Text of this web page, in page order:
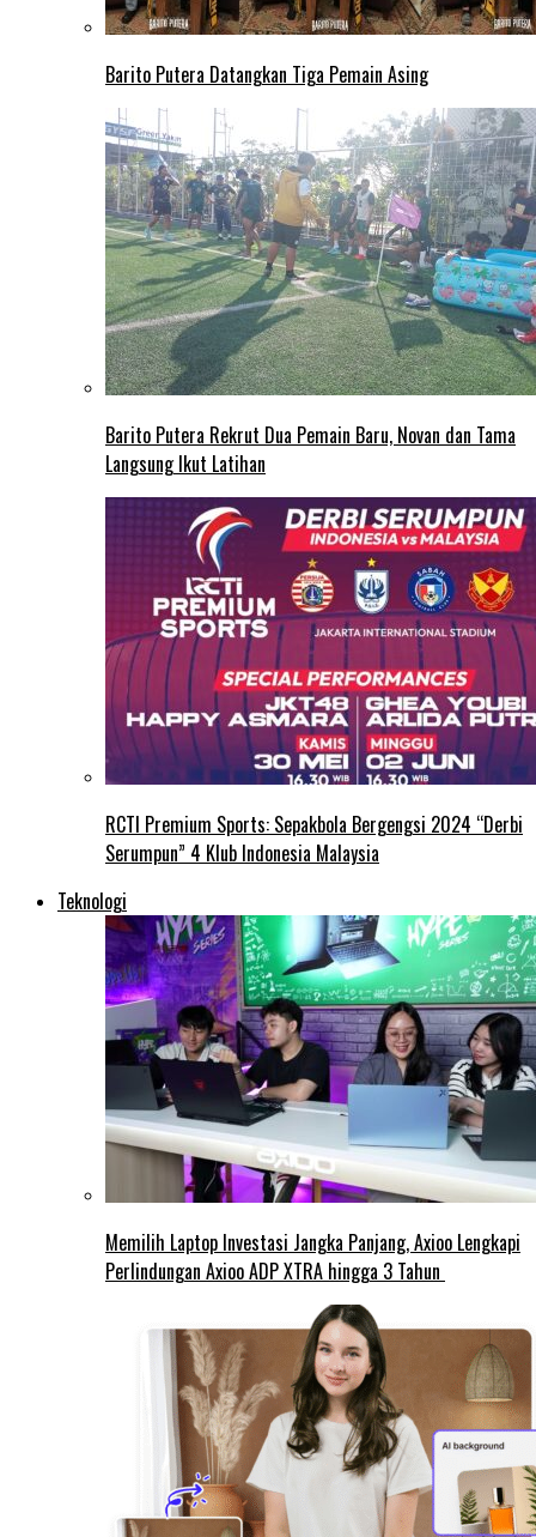
Barito Putera Datangkan Tiga Pemain Asing
Barito Putera Rekrut Dua Pemain Baru, Novan dan Tama
Langsung Ikut Latihan
RCTI Premium Sports: Sepakbola Bergengsi 2024 “Derbi
Serumpun” 4 Klub Indonesia Malaysia
Teknologi
Memilih Laptop Investasi Jangka Panjang, Axioo Lengkapi
Perlindungan Axioo ADP XTRA hingga 3 Tahun